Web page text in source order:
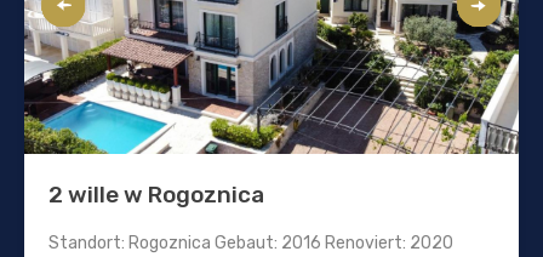
2 wille w Rogoznica
Standort: Rogoznica Gebaut: 2016 Renoviert: 2020